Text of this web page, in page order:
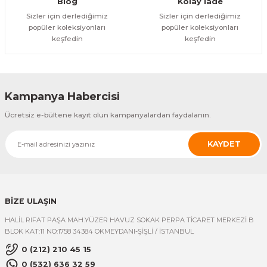
Sizler için derlediğimiz
popüler koleksiyonları
keşfedin
Sizler için derlediğimiz
popüler koleksiyonları
keşfedin
Kampanya Habercisi
Ücretsiz e-bültene kayıt olun kampanyalardan faydalanın.
KAYDET
BİZE ULAŞIN
HALİL RIFAT PAŞA MAH.YÜZER HAVUZ SOKAK PERPA TİCARET MERKEZİ B
BLOK KAT:11 NO:1758 34384 OKMEYDANI-ŞİŞLİ / İSTANBUL
0 (212) 210 45 15
0 (532) 636 32 59